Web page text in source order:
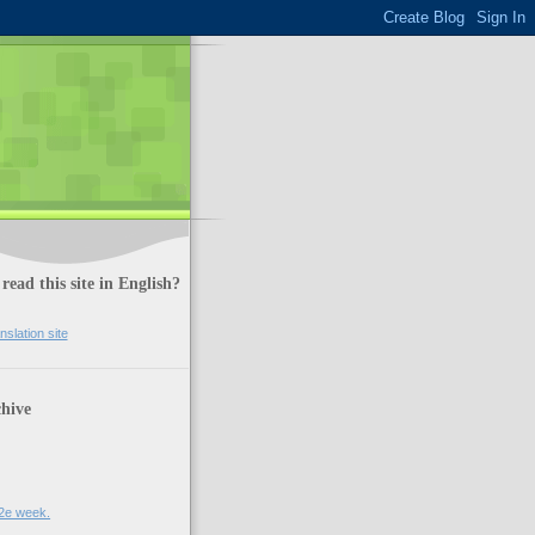
this site in English?
site
week.